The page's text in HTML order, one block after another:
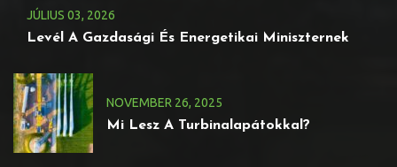
JÚLIUS 03, 2026
Levél A Gazdasági És Energetikai Miniszternek
NOVEMBER 26, 2025
Mi Lesz A Turbinalapátokkal?